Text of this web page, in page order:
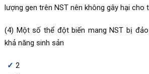
lượng gen trên NST nên không gây hại cho
(4) Một số thể đột biến mang NST bị
khả năng sinh sản
2